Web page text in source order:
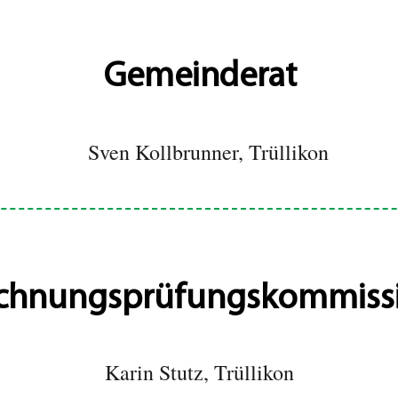
Gemeinderat
Sven Kollbrunner, Trüllikon
Karin Stutz, Trüllikon